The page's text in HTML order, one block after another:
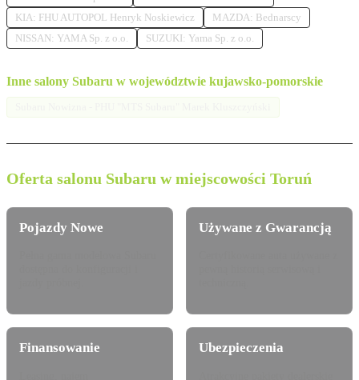
KIA: FHU AUTOPOL Henryk Noskiewicz
MAZDA: Bednarscy
NISSAN: YAMA Sp. z o.o.
SUZUKI: Yama Sp. z o.o.
Inne salony Subaru w województwie kujawsko-pomorskie
Oferta salonu Subaru w miejscowości Toruń
Pojazdy Nowe Używane z Gwarancją
Finansowanie Ubezpieczenia